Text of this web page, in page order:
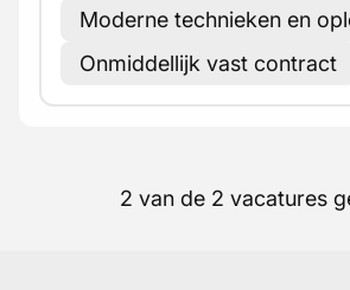
Moderne technieken en
Onmiddellijk vast contract
2 van de 2 vacatures